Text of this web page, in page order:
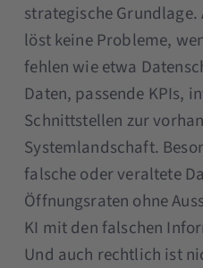
strategische
löst keine Probleme,
fehlen wie etwa
Daten, passende KPIs,
Schnittstellen zur
Systemlandschaft.
falsche oder veraltete
Öffnungsraten ohne
KI mit den falschen
Und auch rechtlich ist